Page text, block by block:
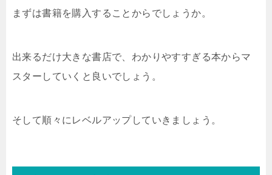
まずは書籍を購入することからでしょうか。
出来るだけ大きな書店で、わかりやすすぎる本からマ
スターしていくと良いでしょう。
そして順々にレベルアップしていきましょう。